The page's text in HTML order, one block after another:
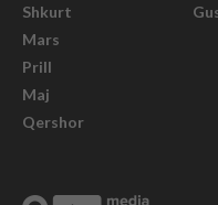
Shkurt
Mars
Prill
Maj
Qershor